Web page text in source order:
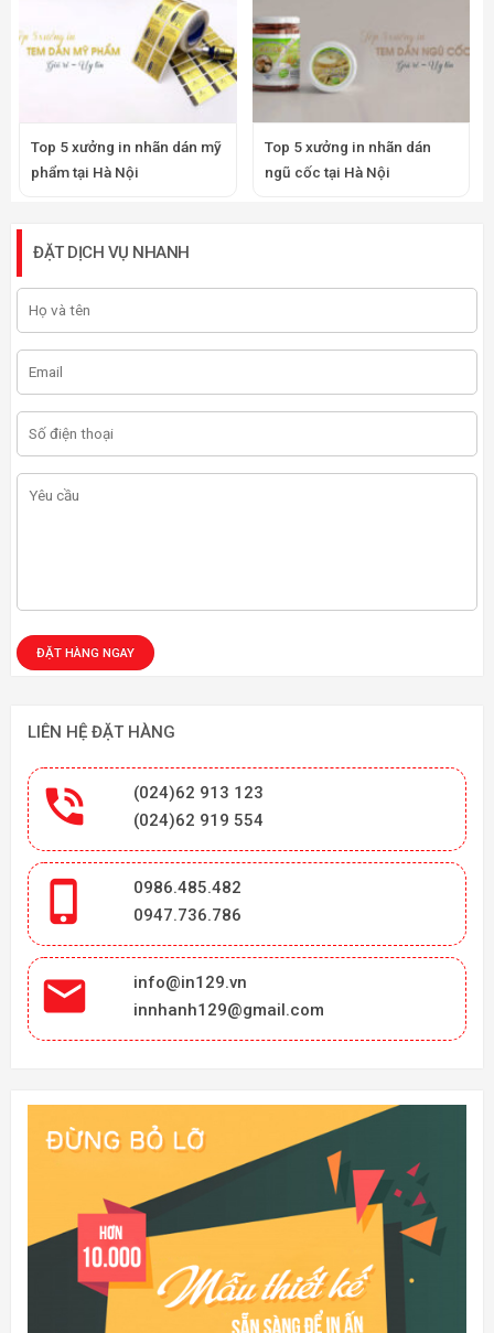
Top 5 xưởng in nhãn dán mỹ
phẩm tại Hà Nội
Top 5 xưởng in nhãn dán
ngũ cốc tại Hà Nội
ĐẶT DỊCH VỤ NHANH
LIÊN HỆ ĐẶT HÀNG

(024)62 913 123
(024)62 919 554

0986.485.482
0947.736.786

info@in129.vn
innhanh129@gmail.com